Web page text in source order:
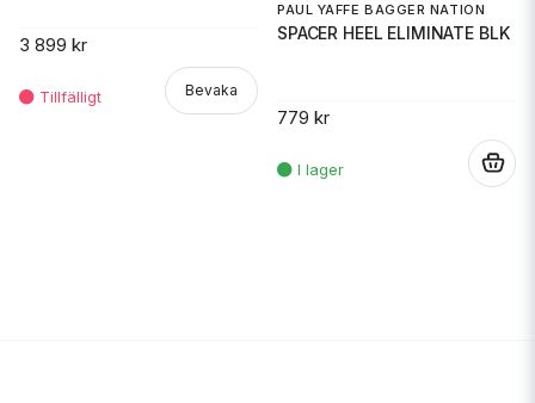
3 899 kr
Bevaka
PAUL YAFFE BAGGER NATION
SPACER HEEL ELIMINATE BLK
779 kr